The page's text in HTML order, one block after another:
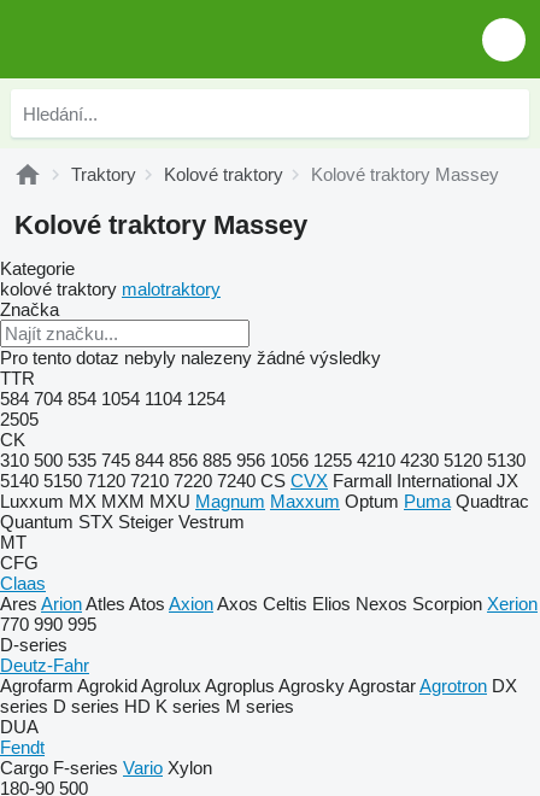
Traktory Kolové traktory Kolové traktory Massey
Kolové traktory Massey
Kategorie
kolové traktory malotraktory
Značka
Pro tento dotaz nebyly nalezeny žádné výsledky
TTR
584 704 854 1054 1104 1254
2505
CK
310 500 535 745 844 856 885 956 1056 1255 4210 4230 5120 5130
5140 5150 7120 7210 7220 7240 CS CVX Farmall International JX
Luxxum MX MXM MXU Magnum Maxxum Optum Puma Quadtrac
Quantum STX Steiger Vestrum
MT
CFG
Claas
Ares ArionAtles Atos AxionAxos Celtis Elios Nexos Scorpion Xerion
770 990 995
D-series
Deutz-Fahr
Agrofarm AgrokidAgrolux Agroplus AgroskyAgrostarAgrotron DX
series D series HD K series M series
DUA
Fendt
Cargo F-series Vario Xylon
180-90 500